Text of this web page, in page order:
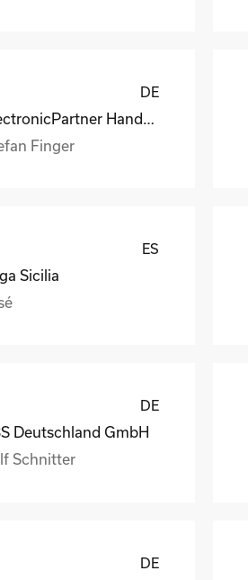
DE
ElectronicPartner Handel SE
Finger
ES
Sicilia
DE
Deutschland GmbH
Schnitter
DE